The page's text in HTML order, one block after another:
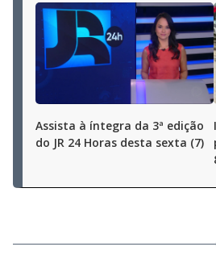
Assista à íntegra da 3ª edição
do JR 24 Horas desta sexta (7)